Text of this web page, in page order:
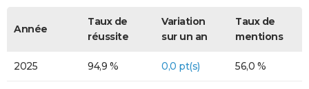
Année
Taux de
réussite
Variation
sur un an
Taux de
mentions
2025 94,9 % 0,0 pt(s) 56,0 %